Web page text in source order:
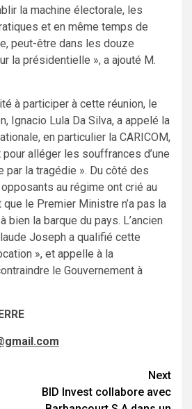
la machine électorale, les
et en même temps de
peut-être dans les douze
la présidentielle », a ajouté M.
à participer à cette réunion, le
Ignacio Lula Da Silva, a appelé la
en particulier la CARICOM,
alléger les souffrances d’une
par la tragédie ». Du côté des
au régime ont crié au
que le Premier Ministre n’a pas la
bien la barque du pays. L’ancien
Joseph a qualifié cette
», et appelle à la
le Gouvernement à
Next
BID Invest collabore avec